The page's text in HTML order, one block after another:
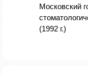
Московский
(1992 г.)